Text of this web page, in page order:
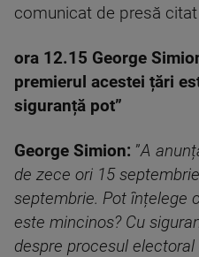
comunicat de presă
ora 12.15 George
premierul acestei țări
siguranță pot”
George Simion: ”A
de zece ori 15
septembrie. Pot înțelege
este mincinos? Cu
despre procesul